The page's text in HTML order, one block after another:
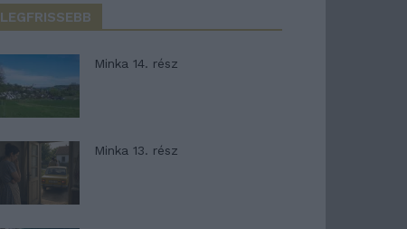
LEGFRISSEBB
Minka 14. rész
Minka 13. rész